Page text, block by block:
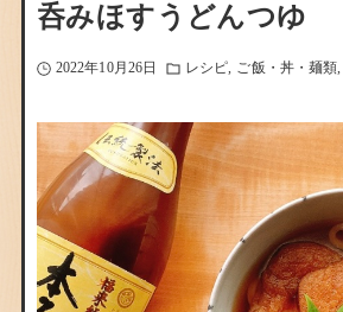
呑みほすうどんつゆ
2022年10月26日 レシピ ご飯・丼・麺類